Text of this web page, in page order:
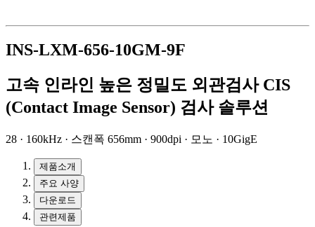
INS-LXM-656-10GM-9F
고속 인라인 높은 정밀도 외관검사 CIS
(Contact Image Sensor) 검사 솔루션
28 · 160kHz · 스캔폭 656mm · 900dpi · 모노 · 10GigE
제품소개
주요 사양
다운로드
관련제품